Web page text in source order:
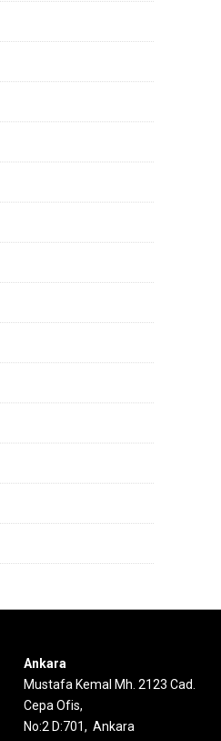
Ankara
Mustafa Kemal Mh. 2123 Cad.
Cepa Ofis,
No:2 D:701, Ankara